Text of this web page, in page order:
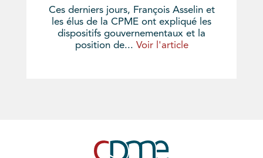
Ces derniers jours, François Asselin et
les élus de la CPME ont expliqué les
dispositifs gouvernementaux et la
position de... Voir l'article